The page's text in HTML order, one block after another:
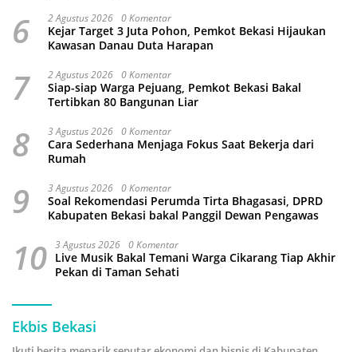
6 2 Agustus 2026 0 Komentar
Kejar Target 3 Juta Pohon, Pemkot Bekasi Hijaukan
Kawasan Danau Duta Harapan
7 2 Agustus 2026 0 Komentar
Siap-siap Warga Pejuang, Pemkot Bekasi Bakal
Tertibkan 80 Bangunan Liar
8 3 Agustus 2026 0 Komentar
Cara Sederhana Menjaga Fokus Saat Bekerja dari
Rumah
9 3 Agustus 2026 0 Komentar
Soal Rekomendasi Perumda Tirta Bhagasasi, DPRD
Kabupaten Bekasi bakal Panggil Dewan Pengawas
10 3 Agustus 2026 0 Komentar
Live Musik Bakal Temani Warga Cikarang Tiap Akhir
Pekan di Taman Sehati
Ekbis Bekasi